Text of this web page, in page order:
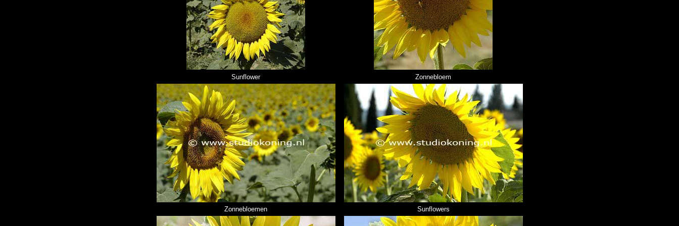
Sunflower Zonnebloem
Zonnebloemen Sunflowers